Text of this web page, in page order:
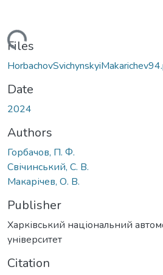
Loading...
Files
Date
2024
Authors
Горбачов, П. Ф.
Свічинський, С. В.
Макарічев, О. В.
Publisher
Харківський національний
університет
Citation